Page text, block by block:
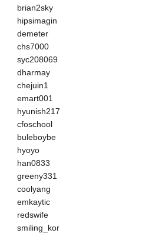
brian2sky
hipsimagin
demeter
chs7000
syc208069
dharmay
chejuin1
emart001
hyunish217
cfoschool
buleboybe
hyoyo
han0833
greeny331
coolyang
emkaytic
redswife
smiling_kor